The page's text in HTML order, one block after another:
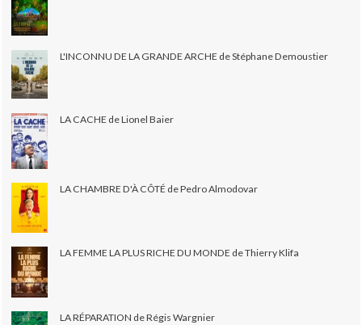
L'INCONNU DE LA GRANDE ARCHE de Stéphane Demoustier
LA CACHE de Lionel Baier
LA CHAMBRE D'À CÔTÉ de Pedro Almodovar
LA FEMME LA PLUS RICHE DU MONDE de Thierry Klifa
LA RÉPARATION de Régis Wargnier